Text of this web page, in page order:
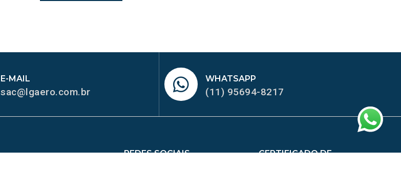
E-MAIL
sac@lgaero.com.br
WHATSAPP
(11) 95694-8217
REDES SOCIAIS
CERTIFICADO DE